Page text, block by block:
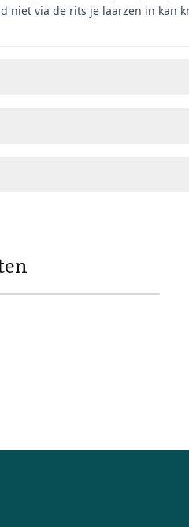
niet via de rits je laarzen in kan